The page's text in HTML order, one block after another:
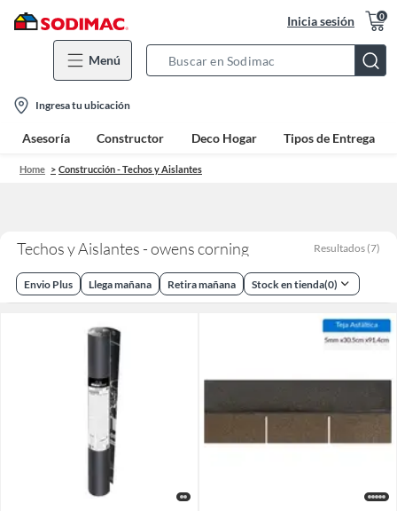
Inicia sesión 0
Menú
Bar
location-
icon
Ingresa tu ubicación
Asesoría Constructor Deco Hogar Tipos de Entrega
Home Construcción - Techos y Aislantes
Techos y Aislantes - owens corning Resultados (7)
Envio Plus Llega mañana Retira mañana Stock en tienda(0)